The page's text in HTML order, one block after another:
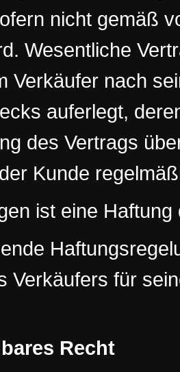
nicht gemäß
Wesentliche
Verkäufer nach
auferlegt,
des Vertrags
Kunde
ist eine
Verkäufers für
Recht